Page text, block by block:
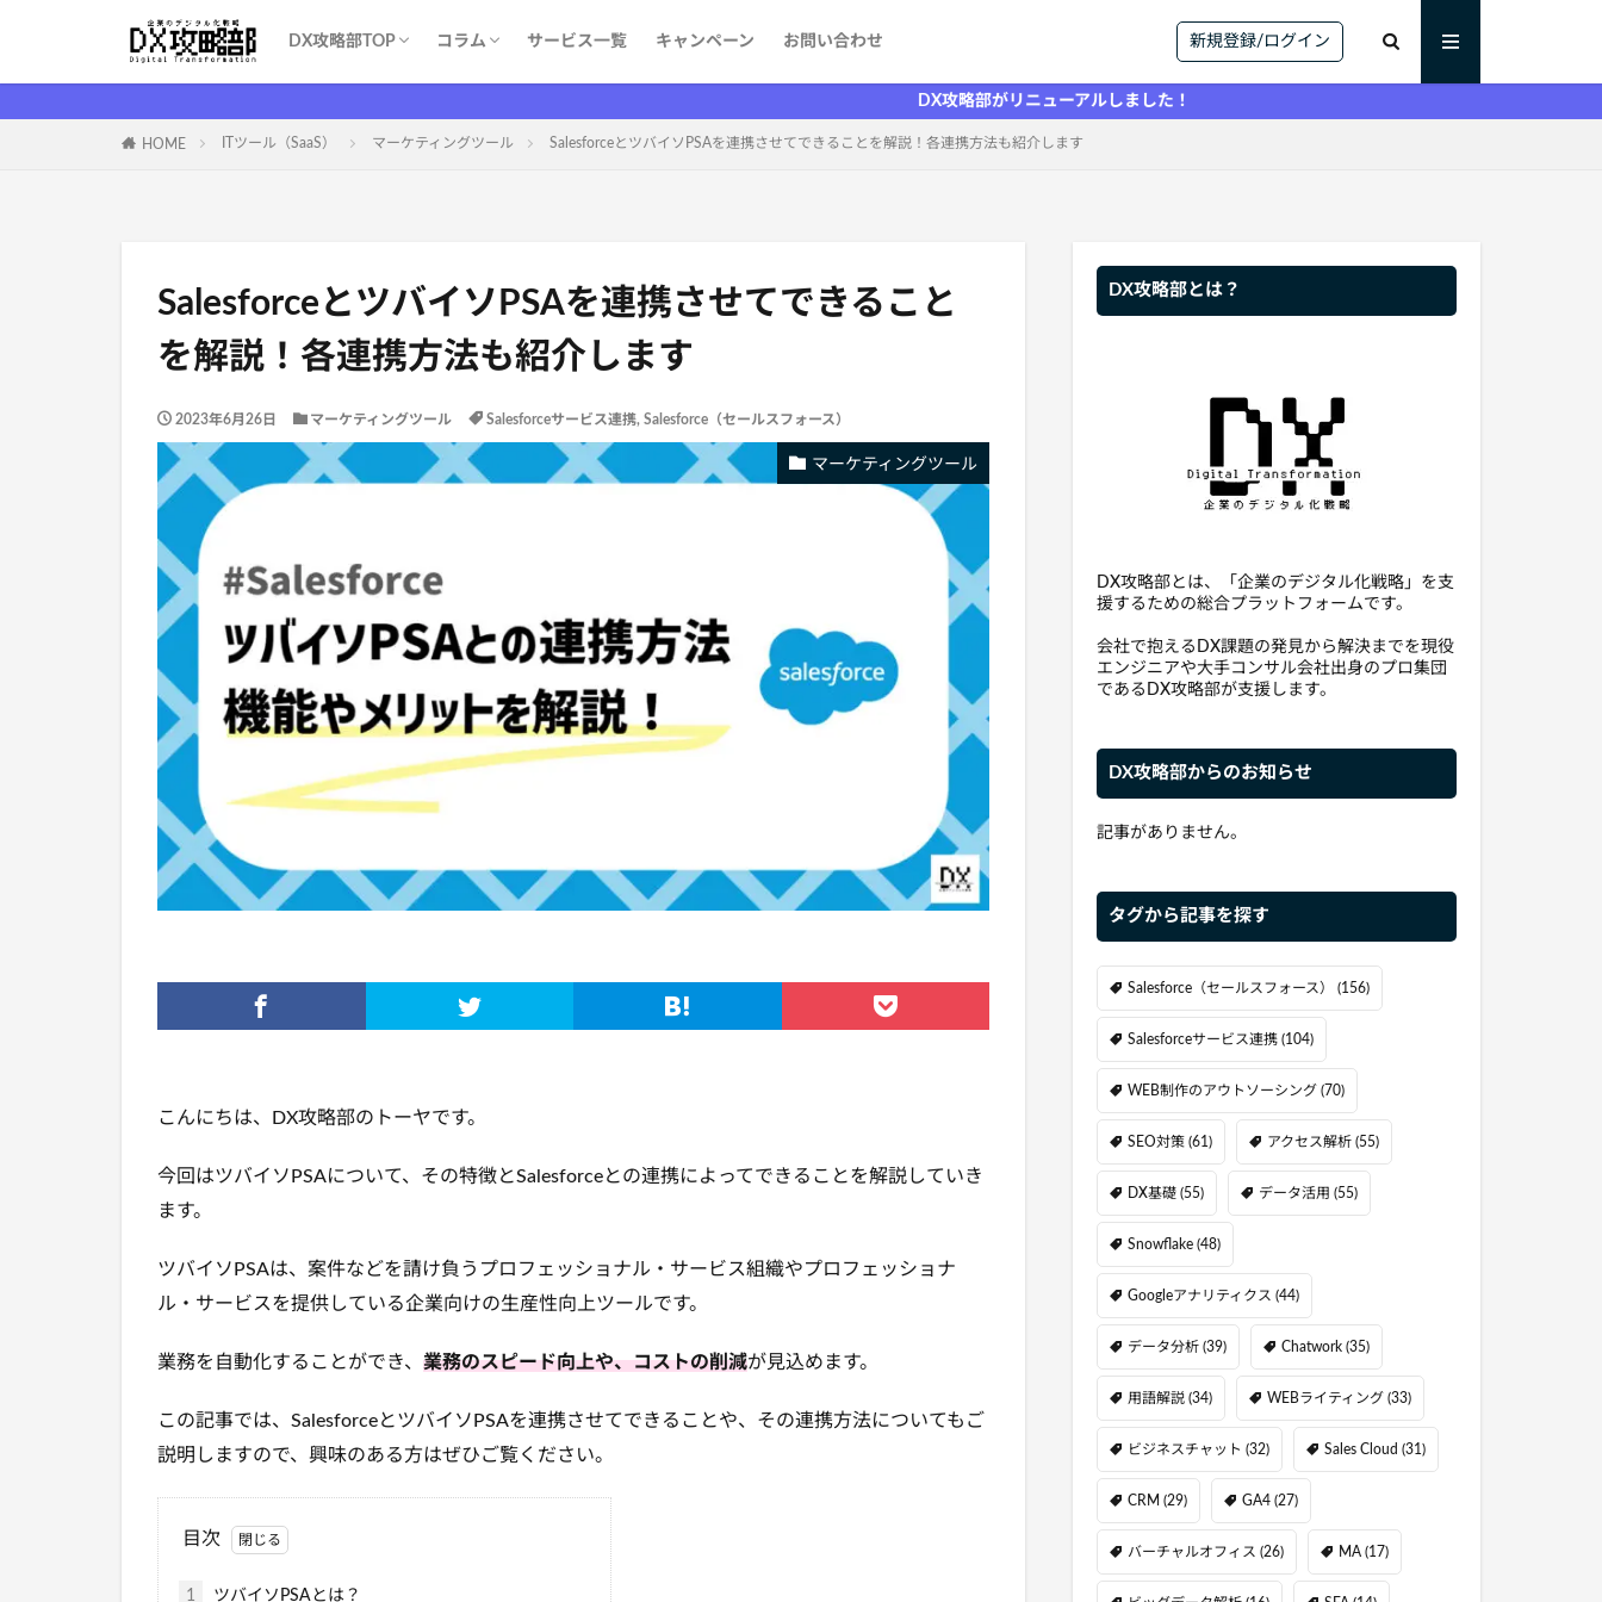
DX攻略部TOP コラム サービス一覧 キャンペーン お問い合わせ 新規登録/ログイン
DX攻略部がリニューアルしました！
HOME ITツール（SaaS） マーケティングツール SalesforceとツバイソPSAを連携させてできることを解説！各連携方法も紹介します
SalesforceとツバイソPSAを連携させてできること
を解説！各連携方法も紹介します
2023年6月26日 マーケティングツール Salesforceサービス連携, Salesforce（セールスフォース）
マーケティングツール
こんにちは、DX攻略部のトーヤです。
今回はツバイソPSAについて、その特徴とSalesforceとの連携によってできることを解説していき
ます。
ツバイソPSAは、案件などを請け負う プロフェッショナル・サービス組織やプロフェッショナ
ル・サービスを提供している企業向けの生産性向上ツールです。
業務を自動化することができ、 業務のスピード向上や、コストの削減が見込めます。
この記事では、 SalesforceとツバイソPSAを連携させてできることや、その連携方法についてもご
説明しますので、興味のある方はぜひご覧ください。
目次
1 ツバイソPSAとは？
DX攻略部とは？
DX攻略部とは、「企業のデジタル化戦略」を支
援するための総合プラットフォームです。
会社で抱えるDX課題の発見から解決までを現役
エンジニアや大手コンサル会社出身のプロ集団
であるDX攻略部が支援します。
DX攻略部からのお知らせ
記事がありません。
タグから記事を探す
Salesforce（セールスフォース） (156)
Salesforceサービス連携 (104)
WEB制作のアウトソーシング (70)
SEO対策 (61) アクセス解析 (55)
DX基礎 (55) データ活用 (55)
Snowflake (48)
Googleアナリティクス (44)
データ分析 (39) Chatwork (35)
用語解説 (34) WEBライティング (33)
ビジネスチャット (32) Sales Cloud (31)
CRM (29) GA4 (27)
バーチャルオフィス (26) MA (17)